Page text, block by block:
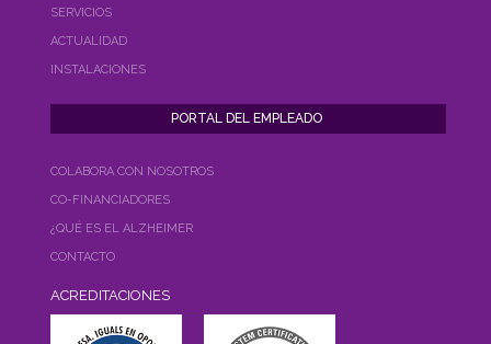
SERVICIOS
ACTUALIDAD
INSTALACIONES
COLABORA CON NOSOTROS
CO-FINANCIADORES
¿QUÉ ES EL ALZHEIMER
CONTACTO
ACREDITACIONES